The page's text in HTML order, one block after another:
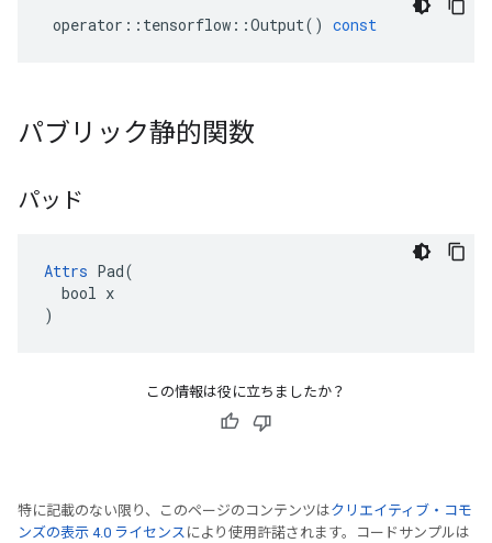
operator :: tensorflow ::Output() const
パブリック静的関数
パッド
Attrs Pad(
  bool x
)
この情報は役に立ちましたか？
特に記載のない限り、このページのコンテンツはクリエイティブ・コモ
ンズの表示 4.0 ライセンス により使用許諾されます。コードサンプルは